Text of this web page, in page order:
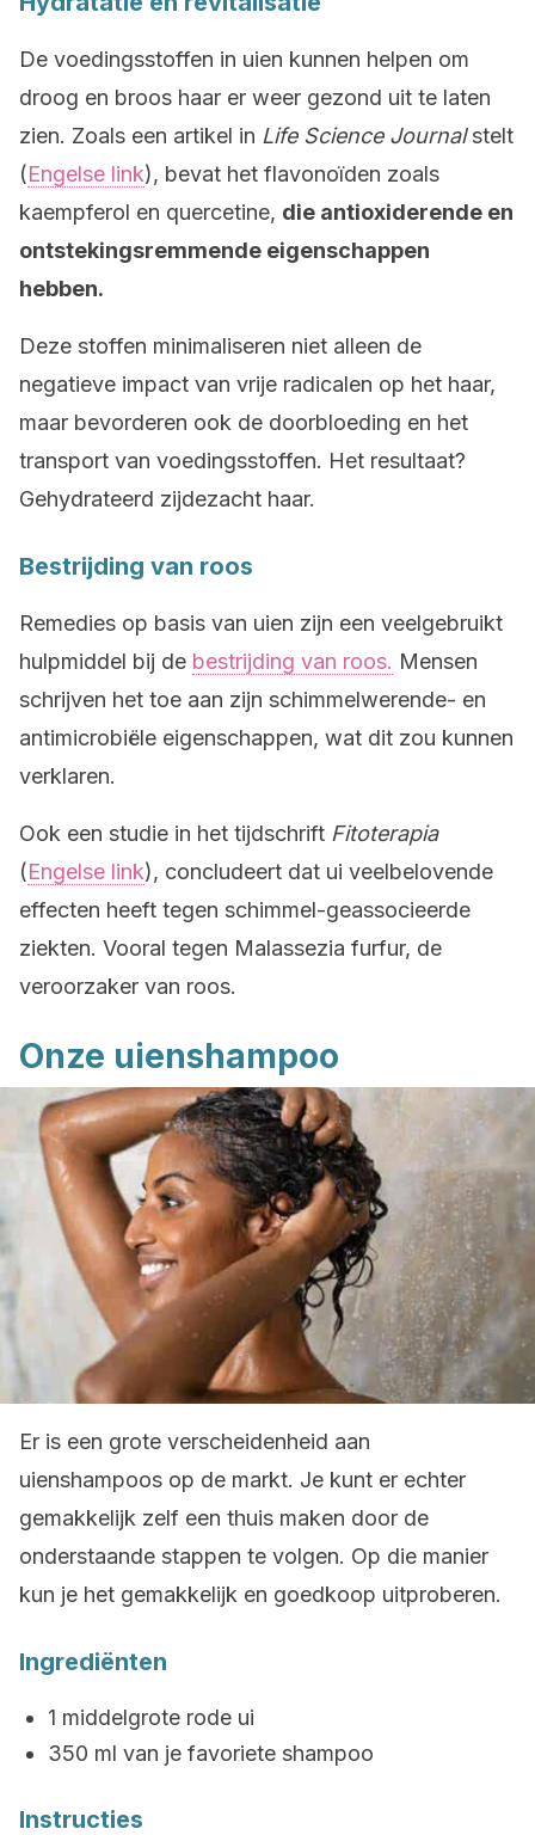
De voedingsstoffen in uien kunnen helpen om
droog en broos haar er weer gezond uit te laten
zien. Zoals een artikel in Life Science Journalstelt
(Engelse link), bevat het flavonoïden zoals
kaempferol en quercetine, die antioxiderende en
ontstekingsremmende eigenschappen
hebben.
Deze stoffen minimaliseren niet alleen de
negatieve impact van vrije radicalen op het haar,
maar bevorderen ook de doorbloeding en het
transport van voedingsstoffen. Het resultaat?
Gehydrateerd zijdezacht haar.
Bestrijding van roos
Remedies op basis van uien zijn een veelgebruikt
hulpmiddel bij de bestrijding van roos. Mensen
schrijven het toe aan zijn schimmelwerende- en
antimicrobiële eigenschappen, wat dit zou kunnen
verklaren.
Ook een studie in het tijdschrift Fitoterapia
(Engelse link), concludeert dat ui veelbelovende
effecten heeft tegen schimmel-geassocieerde
ziekten. Vooral tegen Malassezia furfur, de
veroorzaker van roos.
Onze uienshampoo
Er is een grote verscheidenheid aan
uienshampoos op de markt. Je kunt er echter
gemakkelijk zelf een thuis maken door de
onderstaande stappen te volgen. Op die manier
kun je het gemakkelijk en goedkoop uitproberen.
Ingrediënten
1 middelgrote rode ui
350 ml van je favoriete shampoo
Instructies